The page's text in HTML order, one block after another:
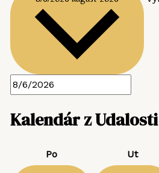
Kalendár z Udalosti
Po Ut